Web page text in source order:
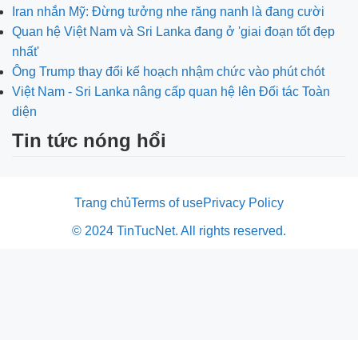
Iran nhắn Mỹ: Đừng tưởng nhe răng nanh là đang cười
Quan hệ Việt Nam và Sri Lanka đang ở 'giai đoạn tốt đẹp
nhất'
Ông Trump thay đổi kế hoạch nhậm chức vào phút chót
Việt Nam - Sri Lanka nâng cấp quan hệ lên Đối tác Toàn
diện
Tin tức nóng hổi
Trang chủTerms of usePrivacy Policy
© 2024 TinTucNet. All rights reserved.